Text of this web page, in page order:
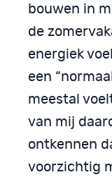
bouwen in
de
energiek
een
meestal
van mij
ontkennen
voorzichtig